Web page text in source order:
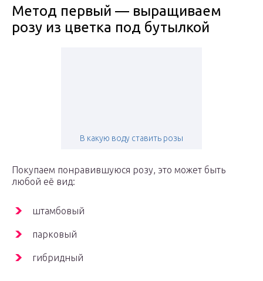
Метод первый — выращиваем
розу из цветка под бутылкой
В какую воду ставить розы
Покупаем понравившуюся розу, это может быть
любой её вид:
штамбовый
парковый
гибридный